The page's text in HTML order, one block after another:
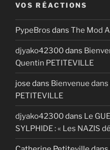
VOS RÉACTIONS
PypeBros dans The Mod
djyako42300dans
Quentin PETITEVILLE
jose dans Bienvenue
PETITEVILLE
djyako42300dans Le
SYLPHIDE : « Les NAZIS